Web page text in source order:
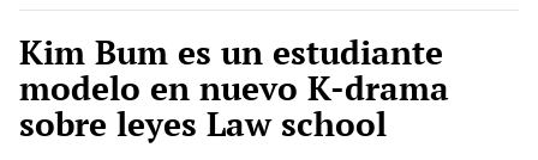
Kim Bum es un estudiante
modelo en nuevo K-drama
sobre leyes Law school